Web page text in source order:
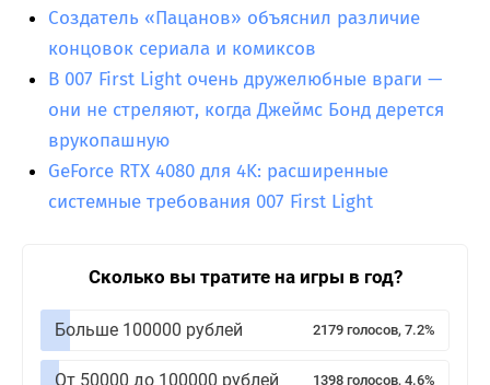
Создатель «Пацанов» объяснил различие
концовок сериала и комиксов
В 007 First Light очень дружелюбные враги —
они не стреляют, когда Джеймс Бонд дерется
врукопашную
GeForce RTX 4080 для 4K: расширенные
системные требования 007 First Light
Сколько вы тратите на игры в год?
Больше 100000 рублей 2179 голосов, 7.2%
От 50000 до 100000 рублей 1398 голосов, 4.6%